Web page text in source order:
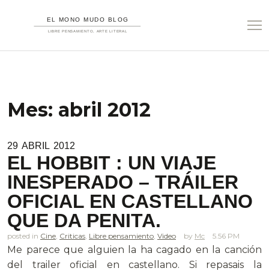
Mes: abril 2012
29 ABRIL 2012
EL HOBBIT : UN VIAJE
INESPERADO – TRÁILER
OFICIAL EN CASTELLANO
QUE DA PENITA.
posted in Cine Criticas Libre pensamiento Video Mc 5.56 PM
Me parece que alguien la ha cagado en la canción
del trailer oficial en castellano. Si repasais la